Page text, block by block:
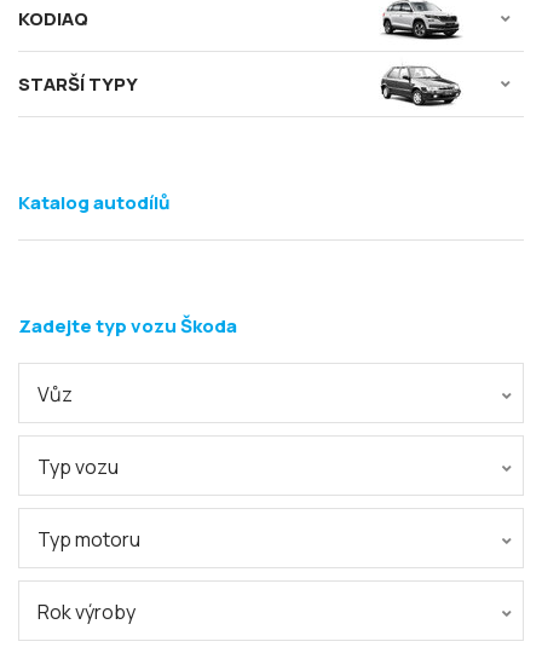
KODIAQ
STARŠÍ TYPY
Zadejte typ vozu Škoda
Vůz
Typ vozu
Typ motoru
Rok výroby
Katalog autodílů